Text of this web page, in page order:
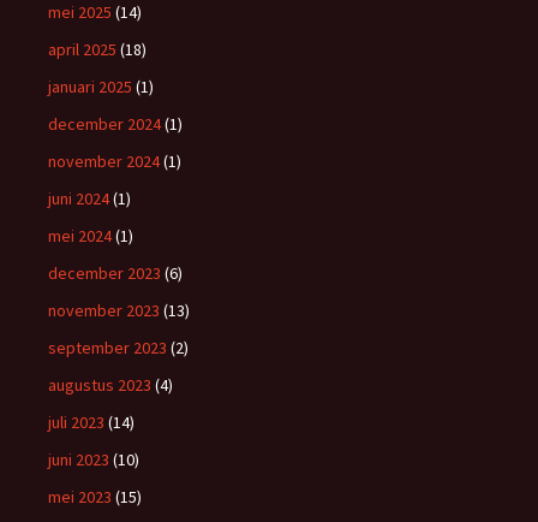
mei 2025 (14)
april 2025 (18)
januari 2025 (1)
december 2024(1)
november 2024(1)
juni 2024(1)
mei 2024(1)
december 2023 (6)
november 2023 (13)
september 2023 (2)
augustus 2023 (4)
juli 2023 (14)
juni 2023 (10)
mei 2023 (15)